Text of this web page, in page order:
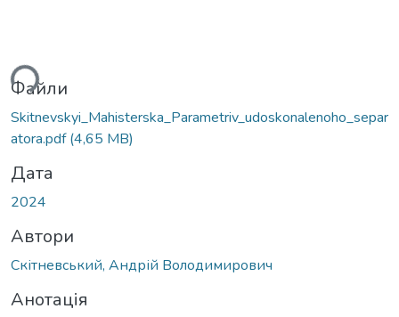
Файли
Skitnevskyi_Mahisterska_Parametriv_udoskonalenoho_separ
atora.pdf(4,65 MB)
Дата
2024
Автори
Скітневський, Андрій Володимирович
Анотація